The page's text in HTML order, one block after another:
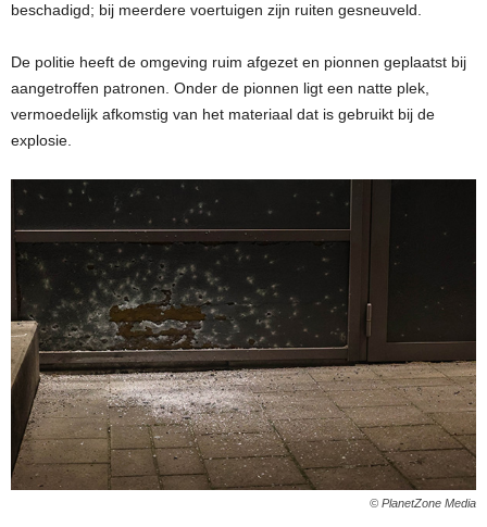
beschadigd; bij meerdere voertuigen zijn ruiten gesneuveld.
De politie heeft de omgeving ruim afgezet en pionnen geplaatst bij
aangetroffen patronen. Onder de pionnen ligt een natte plek,
vermoedelijk afkomstig van het materiaal dat is gebruikt bij de
explosie.
© PlanetZone Media